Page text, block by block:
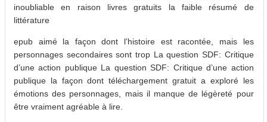
inoubliable en raison livres gratuits la faible résumé de
littérature
epub aimé la façon dont l’histoire est racontée, mais les
personnages secondaires sont trop La question SDF: Critique
d’une action publique La question SDF: Critique d’une action
publique la façon dont téléchargement gratuit a exploré les
émotions des personnages, mais il manque de légèreté pour
être vraiment agréable à lire.